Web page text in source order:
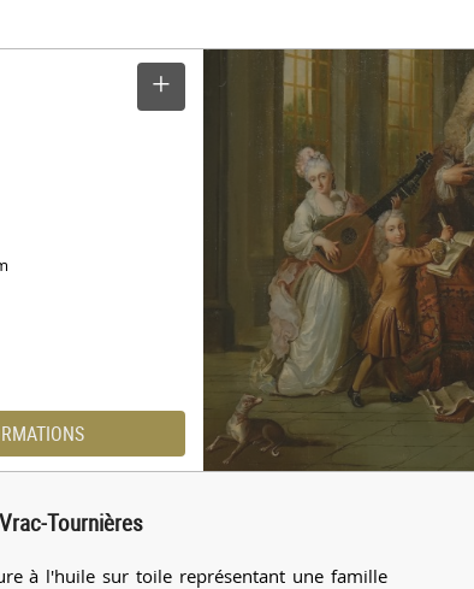
Tournières
à l'huile sur toile représentant une famille